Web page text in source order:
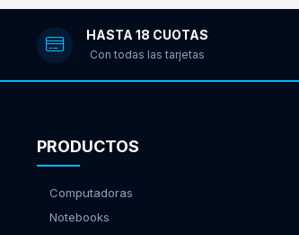
HASTA 18 CUOTAS
Con todas las tarjetas
PRODUCTOS
Computadoras
Notebooks